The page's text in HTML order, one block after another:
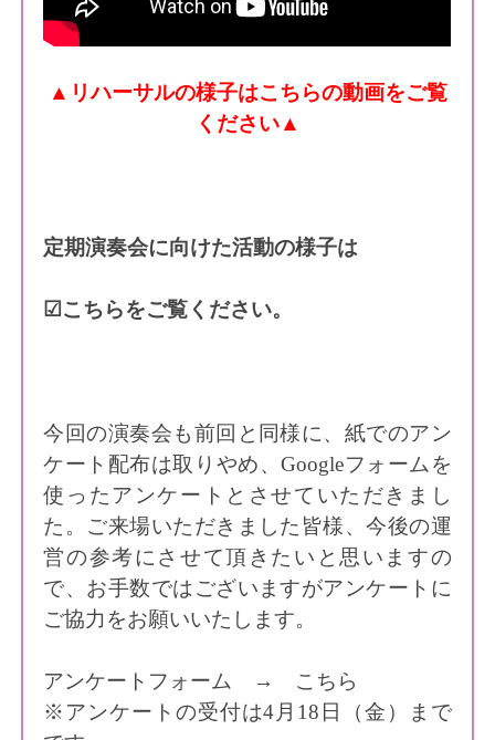
▲リハーサルの様子はこちらの動画をご覧
ください▲
定期演奏会に向けた活動の様子は
☑こちらをご覧ください。
今回の演奏会も前回と同様に、紙でのアン
ケート配布は取りやめ、Googleフォームを
使ったアンケートとさせていただきまし
た。ご来場いただきました皆様、今後の運
営の参考にさせて頂きたいと思いますの
で、お手数ではございますがアンケートに
ご協力をお願いいたします。
アンケートフォーム → こちら
※アンケートの受付は4月18日（金）まで